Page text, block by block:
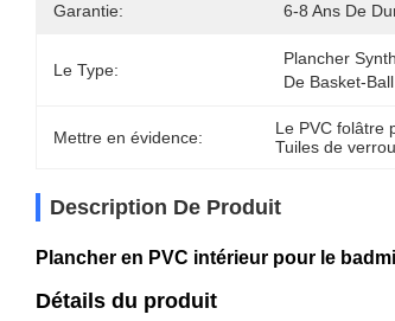
Garantie: 6-8 Ans De
Le Type:
Plancher
De Basket-
Mettre en évidence: Le PVC folâtre
Tuiles de
Description De Produit
Plancher en PVC intérieur pour le
Détails du produit